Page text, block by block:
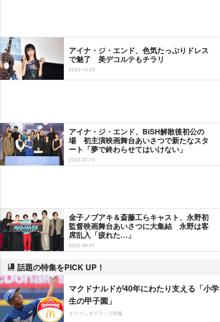
アイナ・ジ・エンド、色気たっぷりドレス
で魅了 美デコルテもチラリ
2023-10-25
アイナ・ジ・エンド、BiSH解散後初公の
場 初主演映画舞台あいさつで新たなスタ
ート「夢で終わらせてはいけない」
2023-07-13
金子ノブアキ＆斎藤工らキャスト、永野初
監督映画舞台あいさつに大集結 永野は客
席乱入「疲れた…」
2025-06-01
話題の特集をPICK UP！
マクドナルドが40年にわたり支える「小学
生の甲子園」
オリコンタイアップ特集